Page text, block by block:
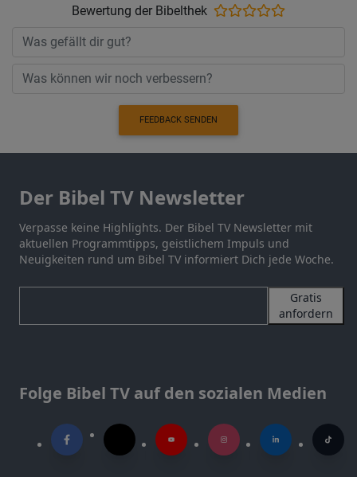
Bewertung der Bibelthek
FEEDBACK SENDEN
Der Bibel TV Newsletter
Verpasse keine Highlights. Der Bibel TV Newsletter mit
aktuellen Programmtipps, geistlichem Impuls und
Neuigkeiten rund um Bibel TV informiert Dich jede Woche.
Gratis
anfordern
Folge Bibel TV auf den sozialen Medien